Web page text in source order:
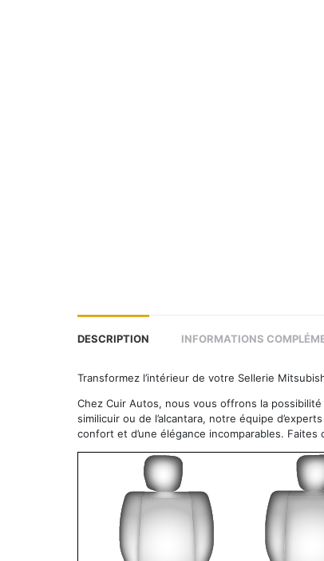
DESCRIPTION INFORMATIONS
Transformez l’intérieur de votre Sellerie
Chez Cuir Autos, nous vous offrons la
similicuir ou de l’alcantara, notre équipe
confort et d’une élégance incomparables.